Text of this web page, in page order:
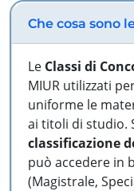
Che cosa sono
Le Classi di
MIUR utilizzati
uniforme le
ai titoli di studio.
classificazione
può accedere in
(Magistrale,